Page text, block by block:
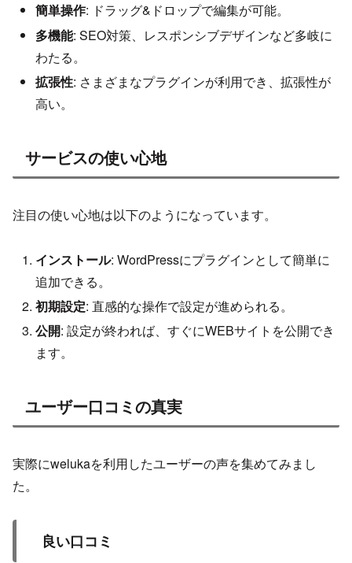
簡単操作: ドラッグ&ドロップで編集が可能。
多機能: SEO対策、レスポンシブデザインなど多岐に
わたる。
拡張性: さまざまなプラグインが利用でき、拡張性が
高い。
サービスの使い心地
注目の使い心地は以下のようになっています。
インストール: WordPressにプラグインとして簡単に
追加できる。
初期設定: 直感的な操作で設定が進められる。
公開: 設定が終われば、すぐにWEBサイトを公開でき
ます。
ユーザー口コミの真実
実際にwelukaを利用したユーザーの声を集めてみまし
た。
良い口コミ